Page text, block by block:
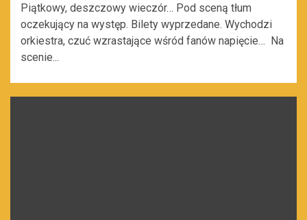
Piątkowy, deszczowy wieczór… Pod sceną tłum
oczekujący na występ. Bilety wyprzedane. Wychodzi
orkiestra, czuć wzrastające wśród fanów napięcie… Na
scenie...